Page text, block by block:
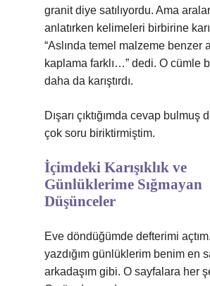
granit diye satılıyordu. Ama
anlatırken kelimeleri birbirine
“Aslında temel malzeme benzer
kaplama farklı…” dedi. O cümle
daha da karıştırdı.
Dışarı çıktığımda cevap bulmuş
çok soru biriktirmiştim.
İçimdeki Karışıklık ve
Günlüklerime Sığmayan
Düşünceler
Eve döndüğümde defterimi
yazdığım günlüklerim benim en
arkadaşım gibi. O sayfalara her